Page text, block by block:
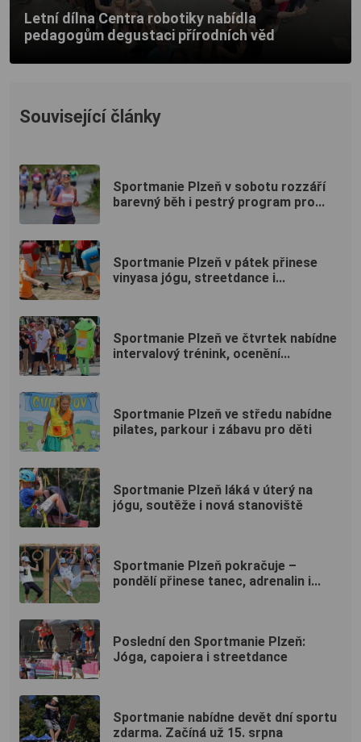
Letní dílna Centra robotiky nabídla
pedagogům degustaci přírodních věd
Související články
Sportmanie Plzeň v sobotu rozzáří
barevný běh i pestrý program pro...
Sportmanie Plzeň v pátek přinese
vinyasa jógu, streetdance i...
Sportmanie Plzeň ve čtvrtek nabídne
intervalový trénink, ocenění...
Sportmanie Plzeň ve středu nabídne
pilates, parkour i zábavu pro děti
Sportmanie Plzeň láká v úterý na
jógu, soutěže i nová stanoviště
Sportmanie Plzeň pokračuje –
pondělí přinese tanec, adrenalin i...
Poslední den Sportmanie Plzeň:
Jóga, capoiera i streetdance
Sportmanie nabídne devět dní sportu
zdarma. Začíná už 15. srpna